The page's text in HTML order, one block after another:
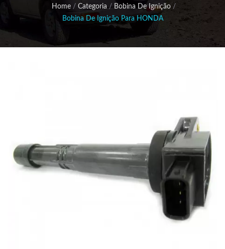
Home / Categoria / Bobina De Ignição /
Bobina De Ignição Para HONDA